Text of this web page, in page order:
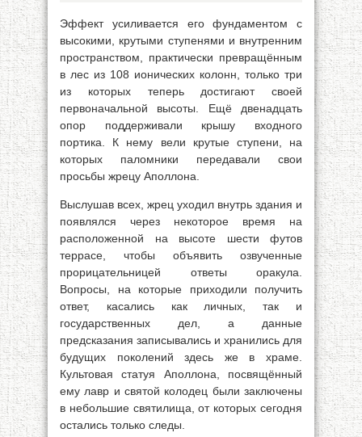
Эффект усиливается его фундаментом с
высокими, крутыми ступенями и внутренним
пространством, практически превращённым
в лес из 108 ионических колонн, только три
из которых теперь достигают своей
первоначальной высоты. Ещё двенадцать
опор поддерживали крышу входного
портика. К нему вели крутые ступени, на
которых паломники передавали свои
просьбы жрецу Аполлона.
Выслушав всех, жрец уходил внутрь здания и
появлялся через некоторое время на
расположенной на высоте шести футов
террасе, чтобы объявить озвученные
прорицательницей ответы оракула.
Вопросы, на которые приходили получить
ответ, касались как личных, так и
государственных дел, а данные
предсказания записывались и хранились для
будущих поколений здесь же в храме.
Культовая статуя Аполлона, посвящённый
ему лавр и святой колодец были заключены
в небольшие святилища, от которых сегодня
остались только следы.